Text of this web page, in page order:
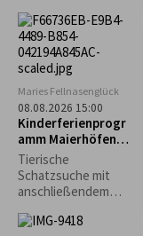
Bierpongturnier -
Kaffee & Kuchen -
Weinlaube -
Kinderprogramm -
uvm. an.
Maries Fellnasenglück
08.08.2026 15:00
Kinderferienprogr
amm Maierhöfen:
Tierische
Schatzsuche
Tierische
Schatzsuche mit
anschließendem